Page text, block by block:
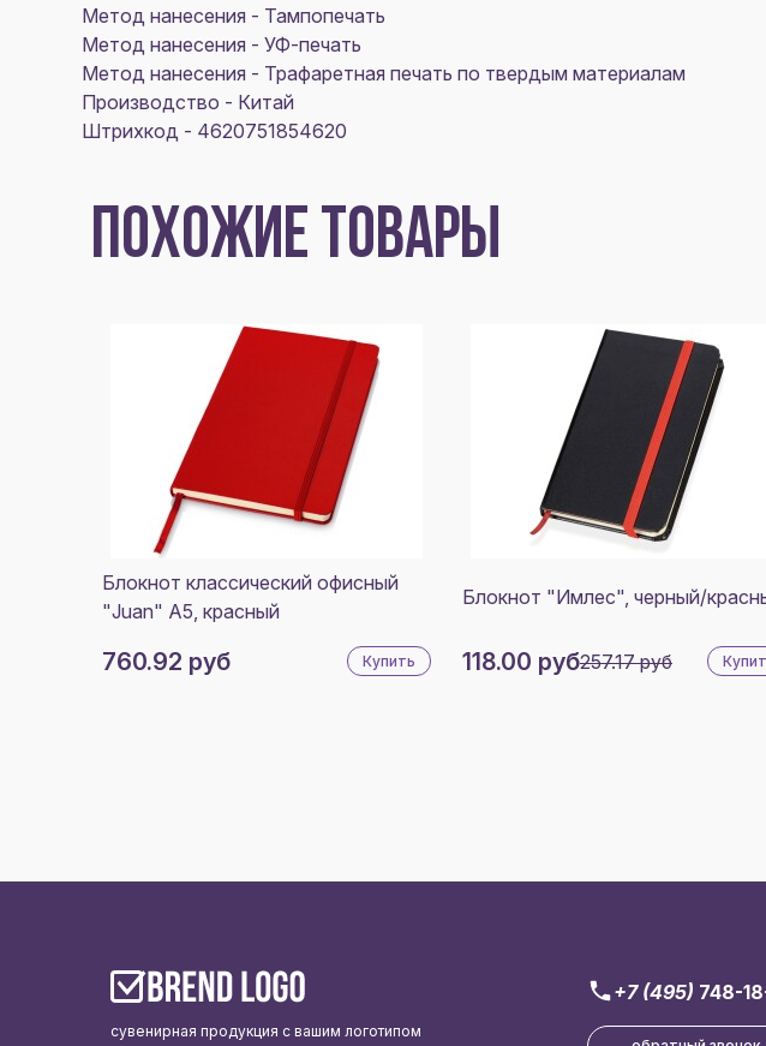
Метод нанесения - Тампопечать
Метод нанесения - УФ-печать
Метод нанесения - Трафаретная печать по твердым материалам
Производство - Китай
Штрихкод - 4620751854620
ПОХОЖИЕ ТОВАРЫ
Блокнот классический офисный
"Juan" А5, красный
760.92 руб Купить
Блокнот "Имлес", черный/
118.00 руб257.17 руб
сувенирная продукция с вашим логотипом
+7 (495) 748-